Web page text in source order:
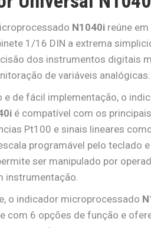
N1040ireúne em
1/16 DIN a extrema
dos instrumentos digitais
de variáveis analógicas.
e de fácil implementação, o
é compatível com os
Pt100 e sinais lineares
programável pelo teclado
ser manipulado por
instrumentação.
o indicador microprocessado
com 6 opções de função e